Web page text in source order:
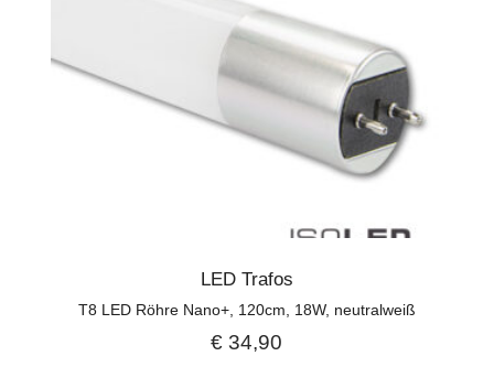
LED Trafos
T8 LED Röhre Nano+, 120cm, 18W, neutralweiß
€ 34,90